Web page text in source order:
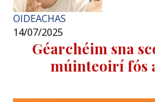
OIDEACHAS
14/07/2025
Géarchéim sna
múinteoirí fós